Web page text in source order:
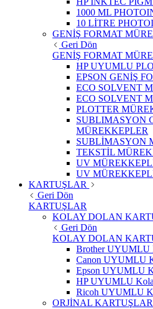
1000 ML
10 LİTRE
GENİŞ FORMAT
Geri Dön
GENİŞ FORMAT
HP UYUMLU
EPSON GENİŞ
ECO SOLVENT
ECO SOLVENT
PLOTTER
SUBLIMASYON
MÜREKKEPLER
SUBLİMASYON
TEKSTİL
UV
UV
KARTUŞLAR
Geri Dön
KARTUŞLAR
KOLAY DOLAN
Geri Dön
KOLAY DOLAN
Brother UYUMLU
Canon UYUMLU
Epson UYUMLU
HP UYUMLU
Ricoh UYUMLU
ORJİNAL KARTUŞLAR